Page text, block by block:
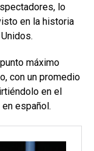
lo
en la historia
máximo
con un promedio
en el
español.